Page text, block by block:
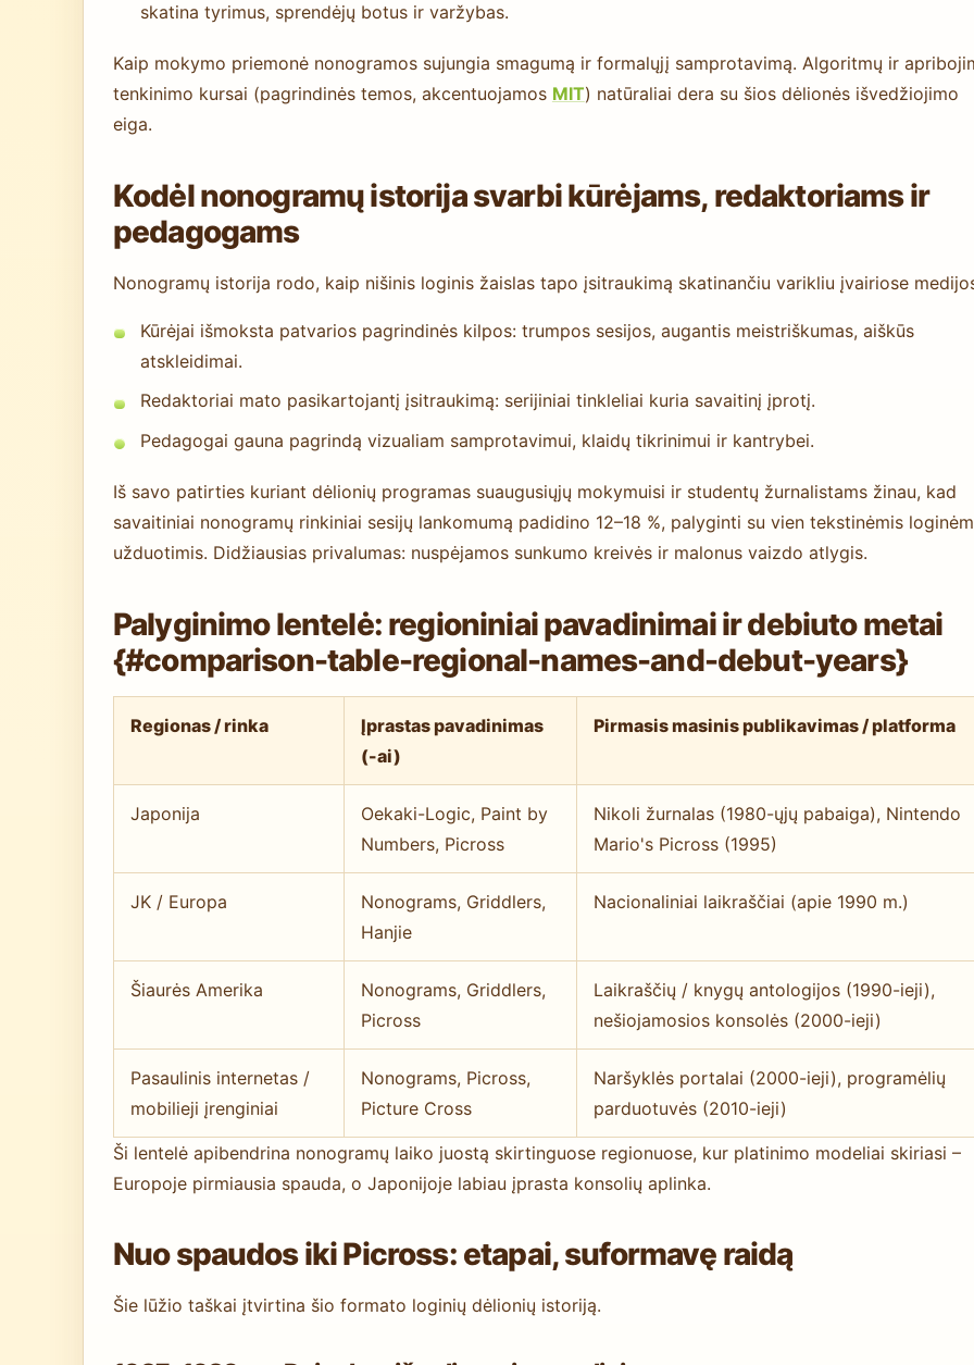
skatina tyrimus, sprendėjų botus ir varžybas.
Kaip mokymo priemonė nonogramos sujungia smagumą ir formalųjį samprotavimą. Algoritmų ir
tenkinimo kursai (pagrindinės temos, akcentuojamos MIT) natūraliai dera su šios dėlionės išvedžiojimo
eiga.
Kodėl nonogramų istorija svarbi kūrėjams, redaktoriams ir
pedagogams
Nonogramų istorija rodo, kaip nišinis loginis žaislas tapo įsitraukimą skatinančiu varikliu įvairiose
Kūrėjai išmoksta patvarios pagrindinės kilpos: trumpos sesijos, augantis meistriškumas, aiškūs
atskleidimai.
Redaktoriai mato pasikartojantį įsitraukimą: serijiniai tinkleliai kuria savaitinį įprotį.
Pedagogai gauna pagrindą vizualiam samprotavimui, klaidų tikrinimui ir kantrybei.
Iš savo patirties kuriant dėlionių programas suaugusiųjų mokymuisi ir studentų žurnalistams žinau, kad
savaitiniai nonogramų rinkiniai sesijų lankomumą padidino 12–18 %, palyginti su vien tekstinėmis
užduotimis. Didžiausias privalumas: nuspėjamos sunkumo kreivės ir malonus vaizdo atlygis.
Palyginimo lentelė: regioniniai pavadinimai ir debiuto metai
{#comparison-table-regional-names-and-debut-years}
Regionas / rinka
Įprastas pavadinimas
(-ai)
Pirmasis masinis publikavimas / platforma
Japonija
Oekaki-Logic, Paint by
Numbers, Picross
Nikoli žurnalas (1980-ųjų pabaiga), Nintendo
Mario's Picross (1995)
JK / Europa
Nonograms, Griddlers,
Hanjie
Nacionaliniai laikraščiai (apie 1990 m.)
Šiaurės Amerika
Nonograms, Griddlers,
Picross
Laikraščių / knygų antologijos (1990-ieji),
nešiojamosios konsolės (2000-ieji)
Pasaulinis internetas /
mobilieji įrenginiai
Nonograms, Picross,
Picture Cross
Naršyklės portalai (2000-ieji), programėlių
parduotuvės (2010-ieji)
Ši lentelė apibendrina nonogramų laiko juostą skirtinguose regionuose, kur platinimo modeliai skiriasi –
Europoje pirmiausia spauda, o Japonijoje labiau įprasta konsolių aplinka.
Nuo spaudos iki Picross: etapai, suformavę raidą
Šie lūžio taškai įtvirtina šio formato loginių dėlionių istoriją.